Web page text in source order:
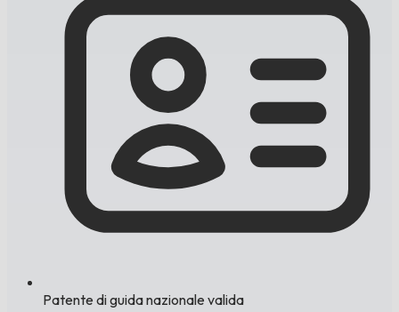
Patente di guida nazionale valida